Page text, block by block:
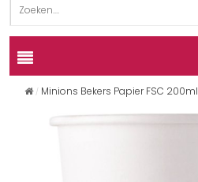
Minions Bekers Papier FSC